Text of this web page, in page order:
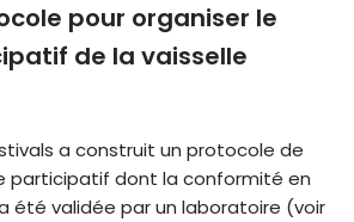
pour organiser le
de la vaisselle
a construit un protocole de
participatif dont la conformité en
été validée par un laboratoire (voir